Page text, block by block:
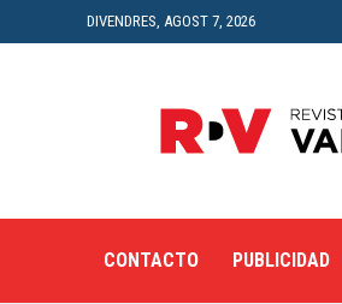
DIVENDRES, AGOST 7, 2026
Digital
del
CONTACTO PUBLICIDAD